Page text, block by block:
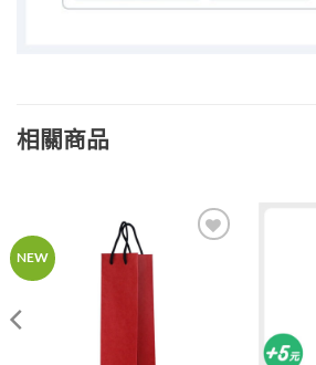
相關商品
NEW